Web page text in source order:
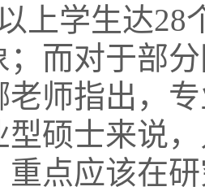
上学生达
；而对于部
老师指出，
型硕士来说
重点应该在